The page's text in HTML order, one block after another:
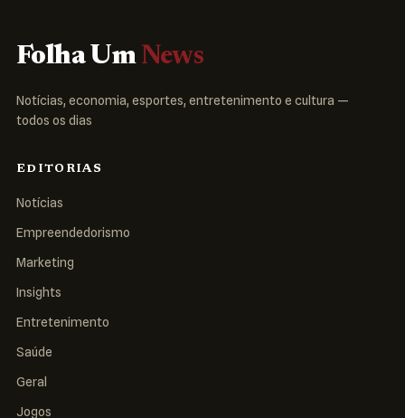
Folha Um News
Notícias, economia, esportes, entretenimento e cultura —
todos os dias
EDITORIAS
Notícias
Empreendedorismo
Marketing
Insights
Entretenimento
Saúde
Geral
Jogos